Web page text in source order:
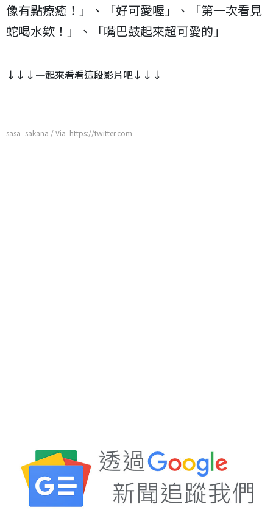
像有點療癒！」、「好可愛喔」、「第一次看見
蛇喝水欸！」、「嘴巴鼓起來超可愛的」
↓↓↓一起來看看這段影片吧↓↓↓
sasa_sakana / Via https://twitter.com